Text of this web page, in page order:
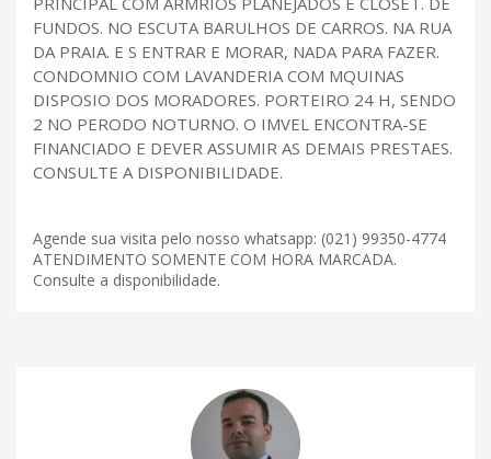
FUNDOS. NO ESCUTA BARULHOS DE CARROS. NA RUA
DA PRAIA. E S ENTRAR E MORAR, NADA PARA FAZER.
CONDOMNIO COM LAVANDERIA COM MQUINAS
DISPOSIO DOS MORADORES. PORTEIRO 24 H, SENDO
2 NO PERODO NOTURNO. O IMVEL ENCONTRA-SE
FINANCIADO E DEVER ASSUMIR AS DEMAIS PRESTAES.
CONSULTE A DISPONIBILIDADE.
Agende sua visita pelo nosso whatsapp: (021) 99350-4774
ATENDIMENTO SOMENTE COM HORA MARCADA.
Consulte a disponibilidade.